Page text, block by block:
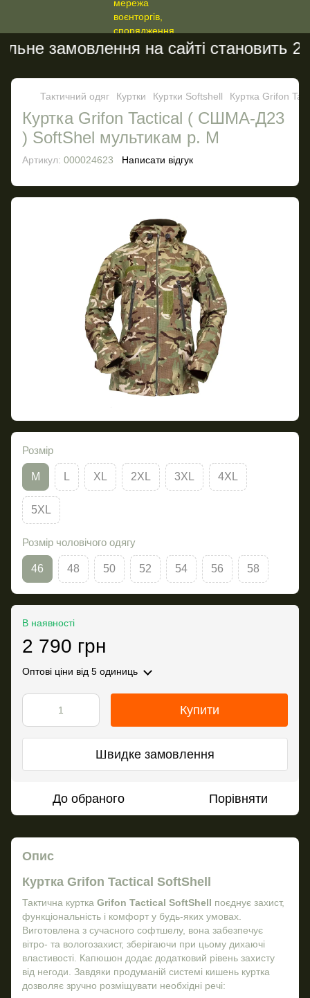
замовлення на сайті становить 200
Тактичний одяг Куртки Куртки Softshell Куртка Grifon
Куртка Grifon Tactical ( СШМА-Д23
) SoftShel мультикам р. M
Артикул: 000024623 Написати відгук
Розмір
M L XL 2XL 3XL 4XL
5XL
Розмір чоловічого одягу
46 48 50 52 54 56 58
В наявності
2 790 грн
Оптові ціни від 5 одиниць
Купити
Швидке замовлення
До обраного Порівняти
Опис
Куртка Grifon Tactical SoftShell
Тактична куртка Grifon Tactical SoftShell поєднує захист,
функціональність і комфорт у будь-яких умовах.
Виготовлена з сучасного софтшелу, вона забезпечує
вітро- та вологозахист, зберігаючи при цьому дихаючі
властивості. Капюшон додає додатковий рівень захисту
від негоди. Завдяки продуманій системі кишень куртка
дозволяє зручно розміщувати необхідні речі: